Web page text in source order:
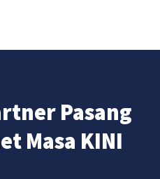
Pasang
Masa KINI